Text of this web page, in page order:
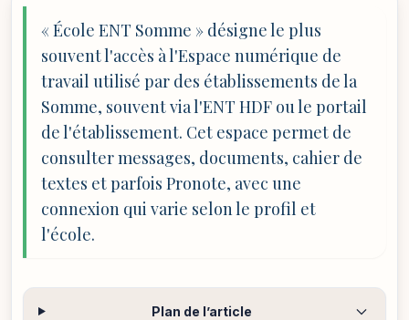
« École ENT Somme » désigne le plus
souvent l'accès à l'Espace numérique de
travail utilisé par des établissements de la
Somme, souvent via l'ENT HDF ou le portail
de l'établissement. Cet espace permet de
consulter messages, documents, cahier de
textes et parfois Pronote, avec une
connexion qui varie selon le profil et
l'école.
Plan de l’article